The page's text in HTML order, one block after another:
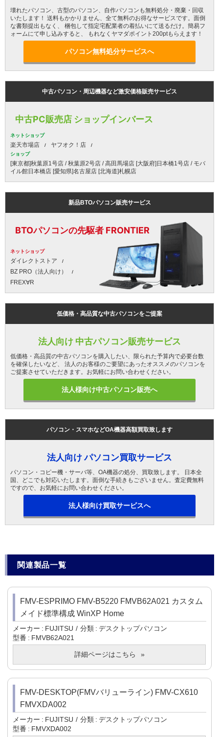
壊れたパソコン、古型のパソコン、自作パソコンも無料処分・廃棄・回収
いたします！ 送料もかかりません、全て無料のお得なサービスです。面倒
な書類提出もなく、 梱包して指定宅配業者の着払いにて送るだけ。簡易フ
ォームにて申し込みすると、 もれなくヤマダポイント200ptもらえます！
パソコン無料処分サービスへ
中古パソコン・周辺機器など激安価格販売サービス
中古PC販売店 ショップインバース
ネットショップ
楽天市場店 ヤフオク！店
ショップ
[東京都]秋葉原1号店 / 秋葉原2号店 / 高田馬場店 [大阪府]日本橋1号店 / モバ
イル館日本橋店 [愛知県]名古屋店 [北海道]札幌店
新品BTOパソコン販売サービス
BTOパソコンの先駆者 FRONTIER
ネットショップ
ダイレクトストア
BZ PRO（法人向け）
FREX∀R
低価格・高品質な中古パソコンをご提案
法人向け 中古パソコン販売サービス
低価格・高品質の中古パソコンを購入したい、限られた予算内で必要台数
を確保したいなど、 法人のお客様のご要望にあったオススメのパソコンを
ご提案させていただきます。お気軽にお問い合わせください。
法人様向け中古パソコン販売へ
パソコン・スマホなどOA機器高額買取致します
法人向け パソコン買取サービス
パソコン・コピー機・サーバ等、OA機器の処分、買取致します。 日本全
国、どこでも対応いたします。面倒な手続きもございません。査定費無料
ですので、お気軽にお問い合わせください。
法人様向け買取サービスへ
関連製品一覧
FMV-ESPRIMO FMV-B5220 FMVB62A021 カスタム
メイド標準構成 WinXP Home
メーカー FUJITSU 分類
デスクトップパソコン
型番
FMVB62A021
詳細ページはこちら
FMV-DESKTOP(FMVバリューライン) FMV-CX610
FMVXDA002
メーカー FUJITSU 分類
デスクトップパソコン
型番
FMVXDA002